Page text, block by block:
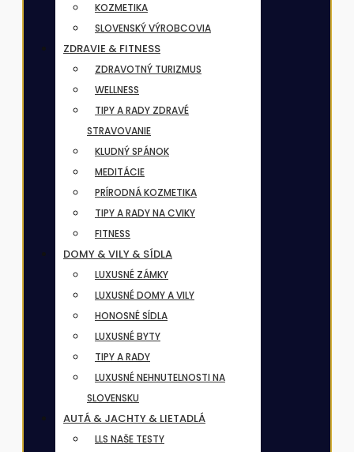
KOZMETIKA
SLOVENSKÝ VÝROBCOVIA
ZDRAVIE & FITNESS
ZDRAVOTNÝ TURIZMUS
WELLNESS
TIPY A RADY ZDRAVÉ
STRAVOVANIE
KLUDNÝ SPÁNOK
MEDITÁCIE
PRÍRODNÁ KOZMETIKA
TIPY A RADY NA CVIKY
FITNESS
DOMY & VILY & SÍDLA
LUXUSNÉ ZÁMKY
LUXUSNÉ DOMY A VILY
HONOSNÉ SÍDLA
LUXUSNÉ BYTY
TIPY A RADY
LUXUSNÉ NEHNUTELNOSTI NA
SLOVENSKU
AUTÁ & JACHTY & LIETADLÁ
LLS NAŠE TESTY